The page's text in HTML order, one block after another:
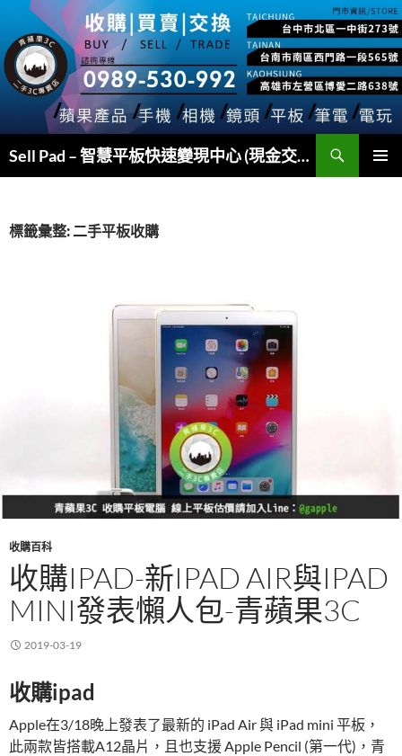
主
要
Sell Pad – 智慧平板快速變現中心 (現金交易)
尋
標籤彙整: 二手平板收購
收購百科
收購IPAD-新IPAD AIR與IPAD
MINI發表懶人包-青蘋果3C
2019-03-19
收購ipad
Apple在3/18晚上發表了最新的 iPad Air 與 iPad mini 平板，
此兩款皆搭載A12晶片，且也支援 Apple Pencil (第一代)，青